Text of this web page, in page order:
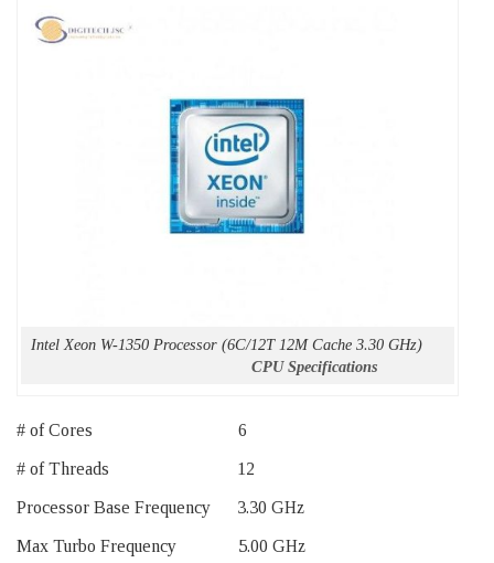
Intel Xeon W-1350 Processor (6C/12T 12M Cache 3.30 GHz)
CPU Specifications
# of Cores 6
# of Threads 12
Processor Base Frequency 3.30 GHz
Max Turbo Frequency 5.00 GHz